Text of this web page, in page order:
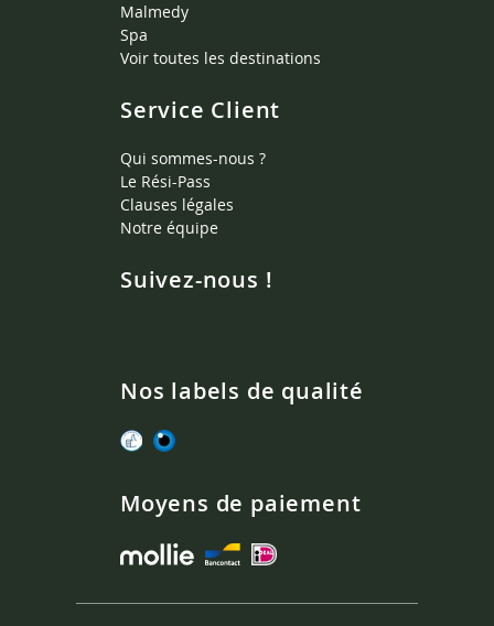
Malmedy
Spa
Voir toutes les destinations
Service Client
Qui sommes-nous ?
Le Rési-Pass
Clauses légales
Notre équipe
Suivez-nous !
Nos labels de qualité
Moyens de paiement